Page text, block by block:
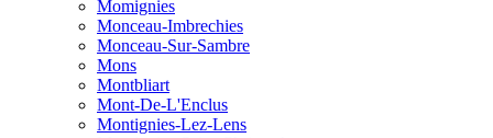
Momignies
Monceau-Imbrechies
Monceau-Sur-Sambre
Mons
Montbliart
Mont-De-L'Enclus
Montignies-Lez-Lens